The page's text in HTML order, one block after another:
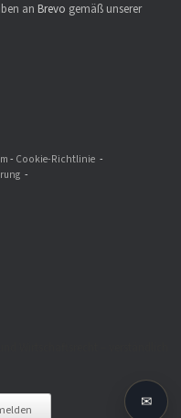
an Brevo gemäß unserer
- Cookie-Richtlinie
✉